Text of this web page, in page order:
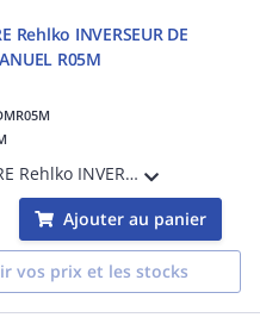
Rehlko INVERSEUR DE
R05M
ACCESSOIRE Rehlko INVERSEUR DE SOURCE MANUEL R05M
Ajouter au panier
vos prix et les stocks